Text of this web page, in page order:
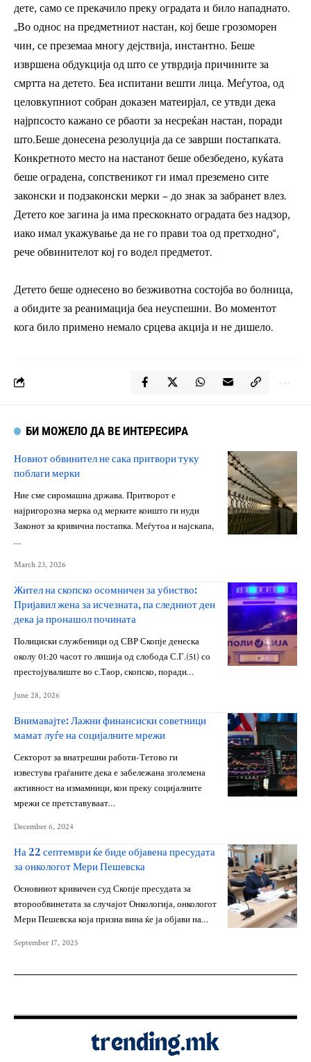
дете, само се прекачило преку оградата и било нападнато.
„Во однос на предметниот настан, кој беше грозоморен
чин, се преземаа многу дејствија, инстантно. Беше
извршена обдукција од што се утврдија причините за
смртта на детето. Беа испитани вешти лица. Меѓутоа, од
целовкупниот собран доказен матеирјал, се утвди дека
најрпсосто кажано се рбаоти за несреќан настан, поради
што.Беше донесена резолуција да се заврши постапката.
Конкретното место на настанот беше обезбедено, куќата
беше оградена, сопственикот ги имал преземено сите
законски и подзаконски мерки – до знак за забранет влез.
Детето кое загина ја има прескокнато оградата без надзор,
иако имал укажување да не го прави тоа од претходно“,
рече обвинителот кој го водел предметот.
Детето беше однесено во безживотна состојба во болница,
а обидите за реанимација беа неуспешни. Во моментот
кога било примено немало срцева акција и не дишело.
БИ МОЖЕЛО ДА ВЕ ИНТЕРЕСИРА
Новиот обвинител не сака притвори туку
поблаги мерки
Ние сме сиромашна држава. Притворот е
најригорозна мерка од мерките коишто ги нуди
Законот за кривична постапка. Меѓутоа и најскапа,
…
March 23, 2026
Жител на скопско осомничен за убиство:
Пријавил жена за исчезната, па следниот ден
дека ја пронашол почината
Полициски службеници од СВР Скопје денеска
околу 01:20 часот го лишија од слобода С.Г.(51) со
престојувалиште во с.Таор, скопско, поради…
June 28, 2026
Внимавајте: Лажни финансиски советници
мамат луѓе на социјалните мрежи
Секторот за внатрешни работи-Тетово ги
известува граѓаните дека е забележана зголемена
активност на измамници, кои преку социјалните
мрежи се претставуваат…
December 6, 2024
На 22 септември ќе биде објавена пресудата
за онкологот Мери Пешевска
Основниот кривичен суд Скопје пресудата за
второобвинетата за случајот Онкологија, онкологот
Мери Пешевска која призна вина ќе ја објави на…
September 17, 2025